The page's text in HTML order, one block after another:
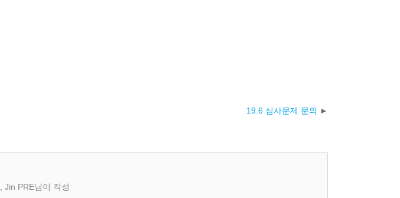
19.6 심사문제 문의
,Jin PRE님이 작성